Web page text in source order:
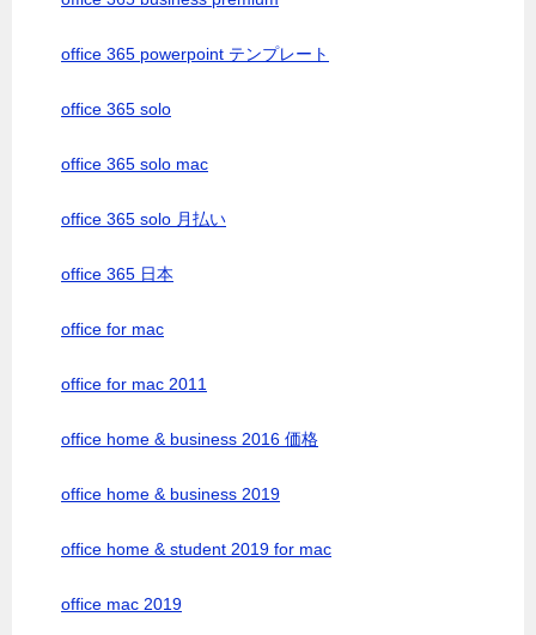
office 365 powerpoint テンプレート
office 365 solo
office 365 solo mac
office 365 solo 月払い
office 365 日本
office for mac
office for mac 2011
office home & business 2016 価格
office home & business 2019
office home & student 2019 for mac
office mac 2019